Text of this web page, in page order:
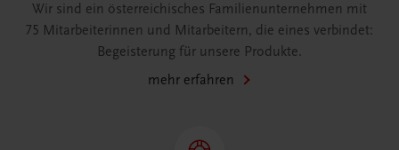
Wir sind ein österreichisches Familienunternehmen mit
75 Mitarbeiterinnen und Mitarbeitern, die eines verbindet:
Begeisterung für unsere Produkte.
mehr erfahren